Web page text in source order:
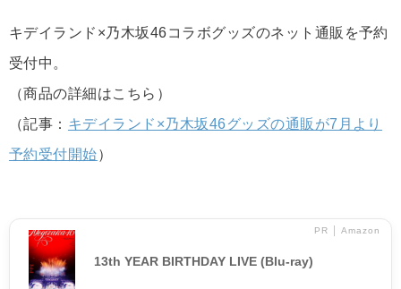
キデイランド×乃木坂46コラボグッズのネット通販を予約
受付中。
（商品の詳細はこちら）
（記事： キデイランド×乃木坂46グッズの通販が7月より
予約受付開始）
PR │ Amazon
13th YEAR BIRTHDAY LIVE (Blu-ray)